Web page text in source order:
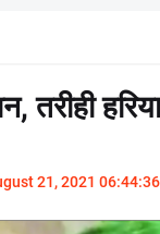
21, 2021 06:44:36